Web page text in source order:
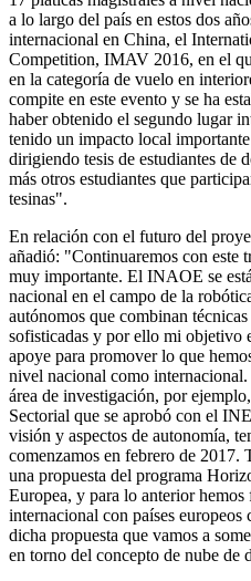
a lo largo del país en estos dos
internacional en China, el
Competition, IMAV 2016, en el
en la categoría de vuelo en
compite en este evento y se ha
haber obtenido el segundo lugar
tenido un impacto local
dirigiendo tesis de estudiantes de
más otros estudiantes que
tesinas".
En relación con el futuro del
añadió: "Continuaremos con este
muy importante. El INAOE se
nacional en el campo de la
autónomos que combinan
sofisticadas y por ello mi objetivo
apoye para promover lo que
nivel nacional como
área de investigación, por
Sectorial que se aprobó con el
visión y aspectos de autonomía,
comenzamos en febrero de 2017.
una propuesta del programa
Europea, y para lo anterior
internacional con países europeos
dicha propuesta que vamos a
en torno del concepto de nube de